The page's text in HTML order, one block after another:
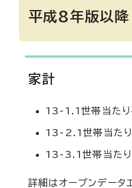
平成8年版以降
家計
13-1.1世帯当たり
13-2.1世帯当たり
13-3.1世帯当たり
詳細はオープンデータ